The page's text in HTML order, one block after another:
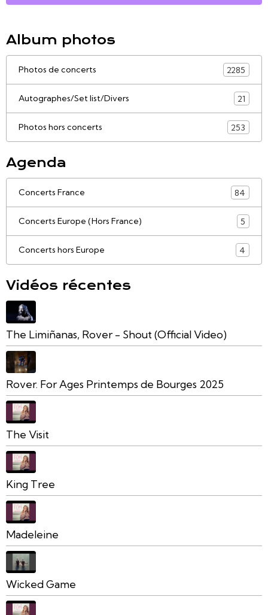
Album photos
Photos de concerts 2285
Autographes/Set list/Divers 21
Photos hors concerts 253
Agenda
Concerts France 84
Concerts Europe (Hors France) 5
Concerts hors Europe 4
Vidéos récentes
The Limiñanas, Rover - Shout (Official Video)
Rover. For Ages Printemps de Bourges 2025
The Visit
King Tree
Madeleine
Wicked Game